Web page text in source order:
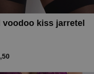
voodoo kiss jarretel